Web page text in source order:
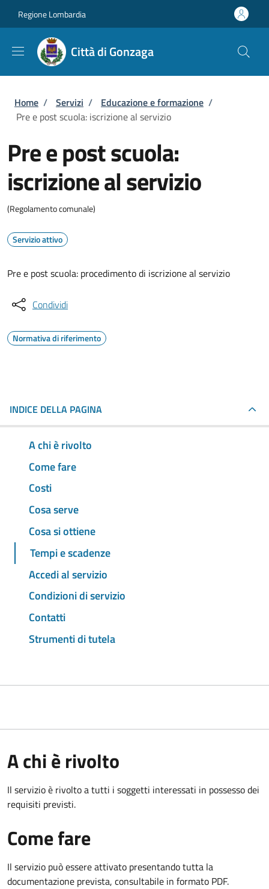
Regione Lombardia
Città di Gonzaga
Briciole di pane
Home / Servizi / Educazione e formazione /
Pre e post scuola: iscrizione al servizio
Pre e post scuola:
iscrizione al servizio
(Regolamento comunale)
Servizio attivo
Pre e post scuola: procedimento di iscrizione al servizio
Condividi
Normativa di riferimento
INDICE DELLA PAGINA
A chi è rivolto
Come fare
Costi
Cosa serve
Cosa si ottiene
Tempi e scadenze
Accedi al servizio
Condizioni di servizio
Contatti
Strumenti di tutela
A chi è rivolto
Il servizio è rivolto a tutti i soggetti interessati in possesso dei
requisiti previsti.
Come fare
Il servizio può essere attivato presentando tutta la
documentazione prevista, consultabile in formato PDF.